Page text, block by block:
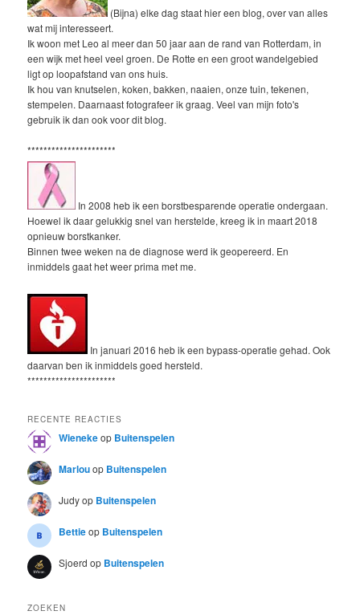
(Bijna) elke dag staat hier een blog, over van alles
wat mij interesseert.
Ik woon met Leo al meer dan 50 jaar aan de rand van Rotterdam, in
een wijk met heel veel groen. De Rotte en een groot wandelgebied
ligt op loopafstand van ons huis.
Ik hou van knutselen, koken, bakken, naaien, onze tuin, tekenen,
stempelen. Daarnaast fotografeer ik graag. Veel van mijn foto's
gebruik ik dan ook voor dit blog.
**********************
In 2008 heb ik een borstbesparende operatie ondergaan.
Hoewel ik daar gelukkig snel van herstelde, kreeg ik in maart 2018
opnieuw borstkanker.
Binnen twee weken na de diagnose werd ik geopereerd. En
inmiddels gaat het weer prima met me.
In januari 2016 heb ik een bypass-operatie gehad. Ook
daarvan ben ik inmiddels goed hersteld.
**********************
RECENTE REACTIES
Wienekeop Buitenspelen
Marlouop Buitenspelen
Judyop Buitenspelen
Bettieop Buitenspelen
Sjoerd op Buitenspelen
ZOEKEN